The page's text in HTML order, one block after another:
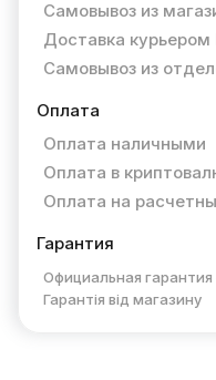
Самовывоз из
Доставка
Самовывоз из
Оплата
Оплата наличными
Оплата в
Оплата на
Гарантия
Официальная
Гарантія від магазину